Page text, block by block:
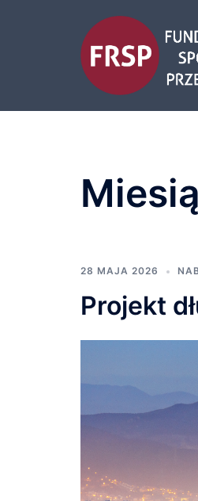
28 MAJA 2026
Projekt